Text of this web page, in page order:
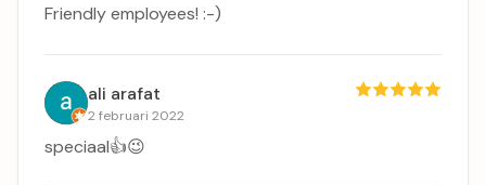
Friendly employees! :-)
ali arafat
2 februari 2022
speciaal👍😉